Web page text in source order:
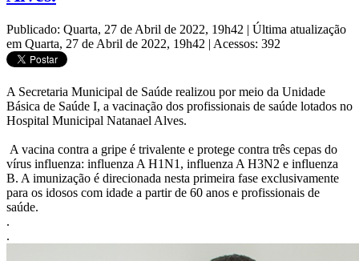
Publicado: Quarta, 27 de Abril de 2022, 19h42 | Última atualização
em Quarta, 27 de Abril de 2022, 19h42 | Acessos: 392
A Secretaria Municipal de Saúde realizou por meio da Unidade
Básica de Saúde I, a vacinação dos profissionais de saúde lotados no
Hospital Municipal Natanael Alves.
A vacina contra a gripe é trivalente e protege contra três cepas do
vírus influenza: influenza A H1N1, influenza A H3N2 e influenza
B. A imunização é direcionada nesta primeira fase exclusivamente
para os idosos com idade a partir de 60 anos e profissionais de
saúde.
.
.